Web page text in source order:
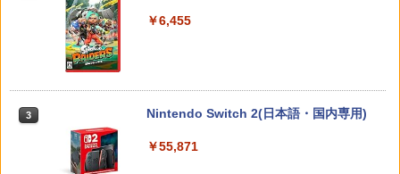
￥6,507
3
【中古】Switch2 星のカービィ ディス
ion ＋ スターリーワールド (ニンテン
【PS5】Dune: Awakening （オンライ
ウェイクニング]
【楽天ランキング1位入賞】自動タップ
ーム周回/ライブ/推し活対応 (ブラック)
￥6,455
3 Nintendo Switch 2(日本語・国内専用)
￥55,871